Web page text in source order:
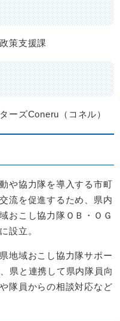
策支援課
ーズConeru（コネル）
や協力隊を導入する市町
流を促進するため、県内
おこし協力隊ＯＢ・ＯＧ
設立。
地域おこし協力隊サポー
県と連携して県内隊員向
隊員からの相談対応など